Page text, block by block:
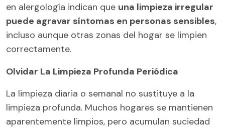
en alergología indican que una limpieza irregular
puede agravar síntomas en personas sensibles,
incluso aunque otras zonas del hogar se limpien
correctamente.
Olvidar La Limpieza Profunda Periódica
La limpieza diaria o semanal no sustituye a la
limpieza profunda. Muchos hogares se mantienen
aparentemente limpios, pero acumulan suciedad